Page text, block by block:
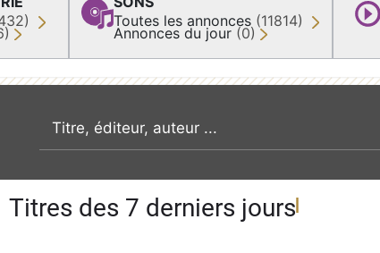
Toutes les annonces (11814)
Annonces du jour (0)
recherche par mot clé
Titres des 7 derniers jours